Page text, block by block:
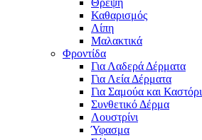
Θρέψη
Καθαρισμός
Λίπη
Μαλακτικά
Φροντίδα
Για Λαδερά Δέρματα
Για Λεία Δέρματα
Για Σαμούα και Καστόρι
Συνθετικό Δέρμα
Λουστρίνι
Ύφασμα